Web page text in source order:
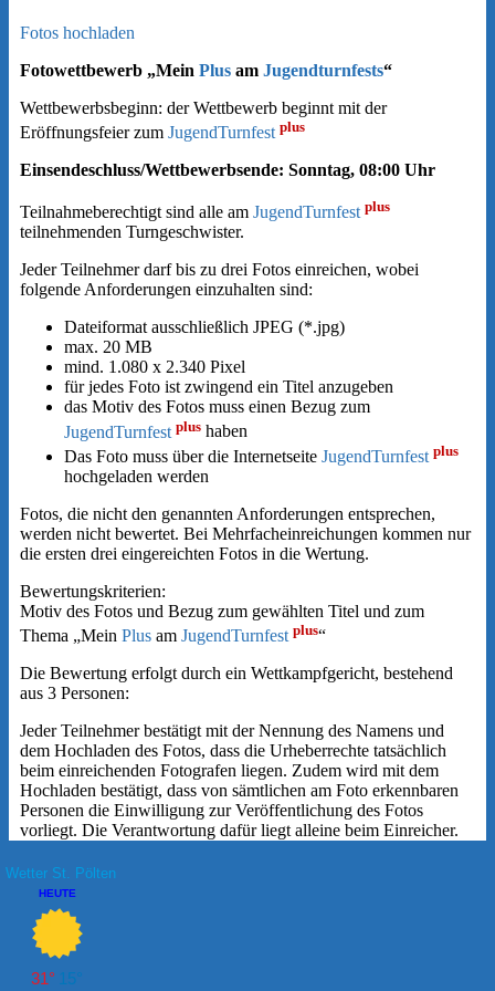
Fotos hochladen
Fotowettbewerb „Mein Plus am Jugendturnfests“
Wettbewerbsbeginn: der Wettbewerb beginnt mit der
Eröffnungsfeier zum JugendTurnfest plus
Einsendeschluss/Wettbewerbsende: Sonntag, 08:00 Uhr
Teilnahmeberechtigt sind alle am JugendTurnfest plus
teilnehmenden Turngeschwister.
Jeder Teilnehmer darf bis zu drei Fotos einreichen, wobei
folgende Anforderungen einzuhalten sind:
Dateiformat ausschließlich JPEG (*.jpg)
max. 20 MB
mind. 1.080 x 2.340 Pixel
für jedes Foto ist zwingend ein Titel anzugeben
das Motiv des Fotos muss einen Bezug zum
JugendTurnfest plus haben
Das Foto muss über die Internetseite JugendTurnfest plus
hochgeladen werden
Fotos, die nicht den genannten Anforderungen entsprechen,
werden nicht bewertet. Bei Mehrfacheinreichungen kommen nur
die ersten drei eingereichten Fotos in die Wertung.
Bewertungskriterien:
Motiv des Fotos und Bezug zum gewählten Titel und zum
Thema „Mein Plus am JugendTurnfest plus“
Die Bewertung erfolgt durch ein Wettkampfgericht, bestehend
aus 3 Personen:
Jeder Teilnehmer bestätigt mit der Nennung des Namens und
dem Hochladen des Fotos, dass die Urheberrechte tatsächlich
beim einreichenden Fotografen liegen. Zudem wird mit dem
Hochladen bestätigt, dass von sämtlichen am Foto erkennbaren
Personen die Einwilligung zur Veröffentlichung des Fotos
vorliegt. Die Verantwortung dafür liegt alleine beim Einreicher.
2.-4. Juni 2023